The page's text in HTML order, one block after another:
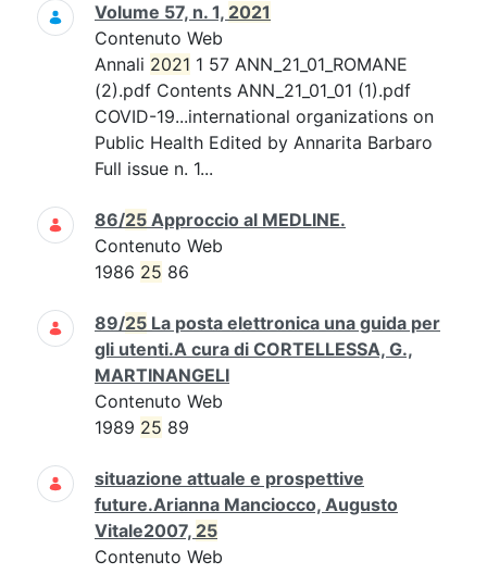
Volume 57, n. 1, 2021
Contenuto Web
Annali 2021 1 57 ANN_21_01_ROMANE
(2).pdf Contents ANN_21_01_01 (1).pdf
COVID-19...international organizations on
Public Health Edited by Annarita Barbaro
Full issue n. 1...
86/25 Approccio al MEDLINE.
Contenuto Web
1986 25 86
89/25 La posta elettronica una guida per
gli utenti.A cura di CORTELLESSA, G.,
MARTINANGELI
Contenuto Web
1989 25 89
situazione attuale e prospettive
future.Arianna Manciocco, Augusto
Vitale2007, 25
Contenuto Web